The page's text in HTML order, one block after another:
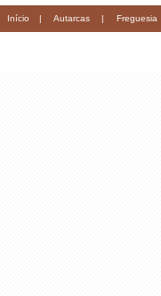
Início | Autarcas | Freguesia